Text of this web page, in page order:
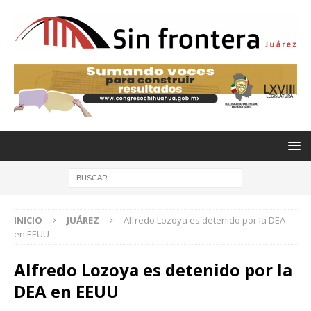
INICIO JUÁREZ
Alfredo Lozoya es detenido por la DEA
en EEUU
Alfredo Lozoya es detenido por la
DEA en EEUU